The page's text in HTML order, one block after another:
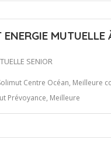
MUTUELLE
SENIOR
Centre Océan, Meilleure
Prévoyance, Meilleure